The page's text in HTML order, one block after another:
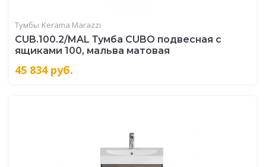
Тумбы Kerama Marazzi
CUB.100.2/MAL Тумба CUBO подвесная с
ящиками 100, мальва матовая
45 834руб.